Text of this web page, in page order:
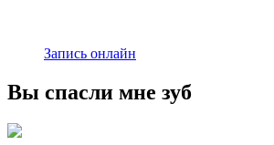
Запись онлайн
Вы спасли мне зуб